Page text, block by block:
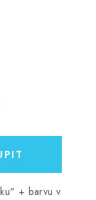
+ barvu v